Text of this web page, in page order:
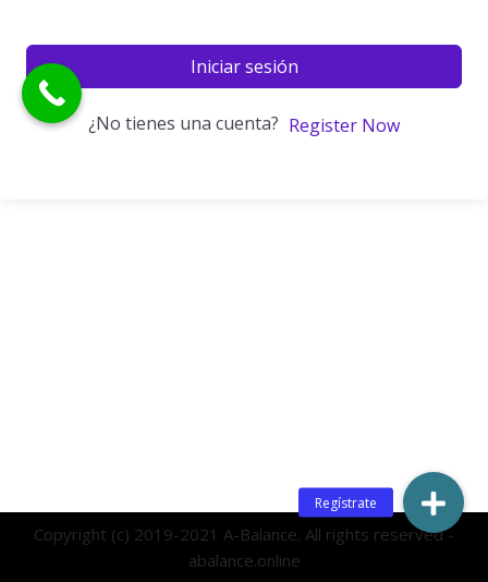
Iniciar sesión
¿No tienes una cuenta? Register Now
Copyright (c) 2019-2021 A-Balance. All rights reserved -
abalance.online